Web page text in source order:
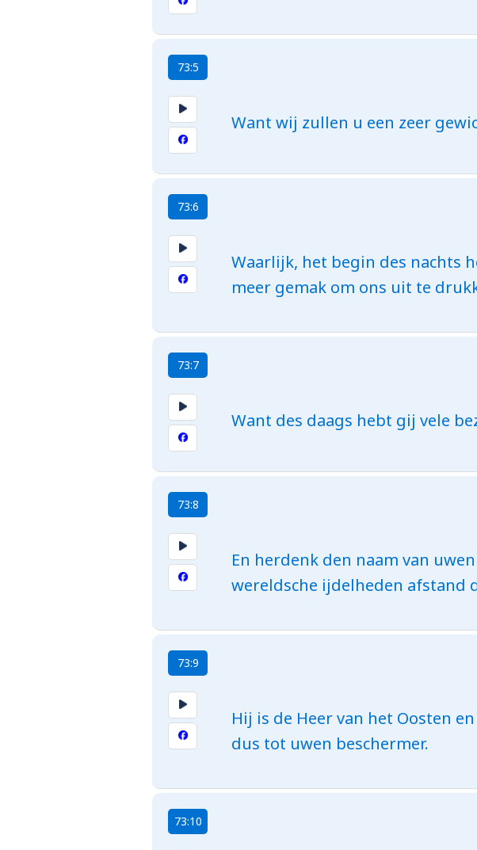
73:5
Want wij zullen u een zeer
73:6
Waarlijk, het begin des nachts
meer gemak om ons uit te
73:7
Want des daags hebt gij vele
73:8
En herdenk den naam van
wereldsche ijdelheden afstand
73:9
Hij is de Heer van het Oosten
dus tot uwen beschermer.
73:10